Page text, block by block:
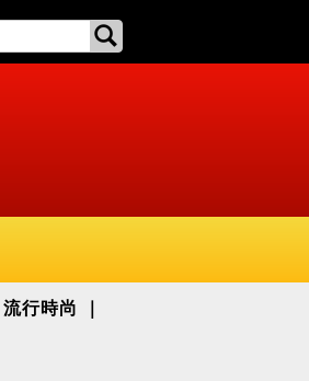
流行時尚